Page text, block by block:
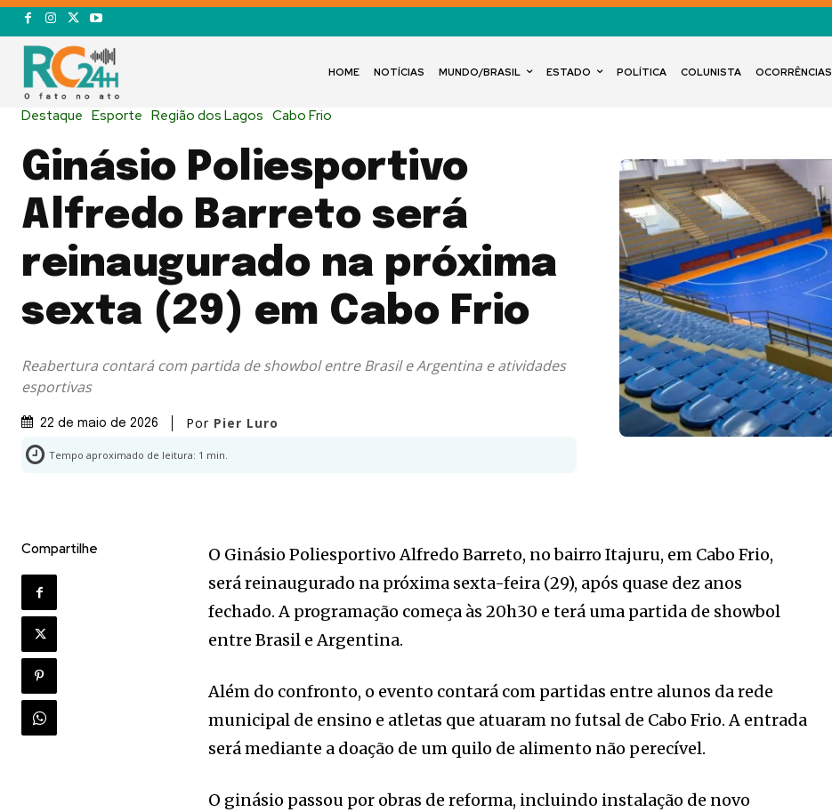
HOME NOTÍCIAS MUNDO/BRASIL ESTADO POLÍTICA COLUNISTA OCORRÊNCIAS
Destaque Esporte Região dos Lagos Cabo Frio
Ginásio Poliesportivo
Alfredo Barreto será
reinaugurado na próxima
sexta (29) em Cabo Frio
Reabertura contará com partida de showbol entre Brasil e Argentina e atividades
esportivas
22 de maio de 2026 Por Pier Luro
Tempo aproximado de leitura: 1 min.
Compartilhe
O Ginásio Poliesportivo Alfredo Barreto, no bairro Itajuru, em Cabo Frio,
será reinaugurado na próxima sexta-feira (29), após quase dez anos
fechado. A programação começa às 20h30 e terá uma partida de showbol
entre Brasil e Argentina.
Além do confronto, o evento contará com partidas entre alunos da rede
municipal de ensino e atletas que atuaram no futsal de Cabo Frio. A entrada
será mediante a doação de um quilo de alimento não perecível.
O ginásio passou por obras de reforma, incluindo instalação de novo